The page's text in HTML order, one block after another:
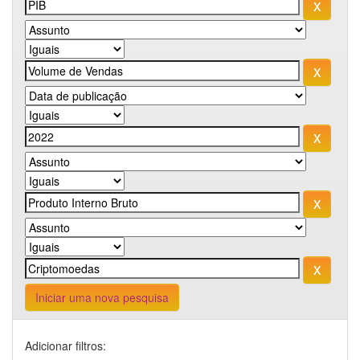
Iniciar uma nova pesquisa
Adicionar filtros: